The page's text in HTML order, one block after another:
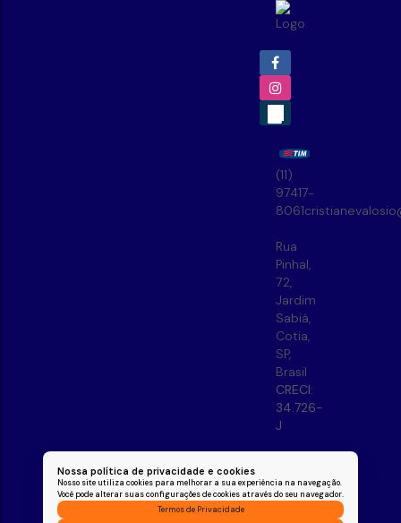
Nossa política de privacidade e cookies
Nosso site utiliza cookies para melhorar a sua experiência na navegação.
Você pode alterar suas configurações de cookies através do seu navegador.
Termos de Privacidade
(11)
97417-
8061
Rua
Pinhal,
72,
Jardim
Sabiá,
Cotia,
SP,
Brasil
CRECI:
34.726-
J